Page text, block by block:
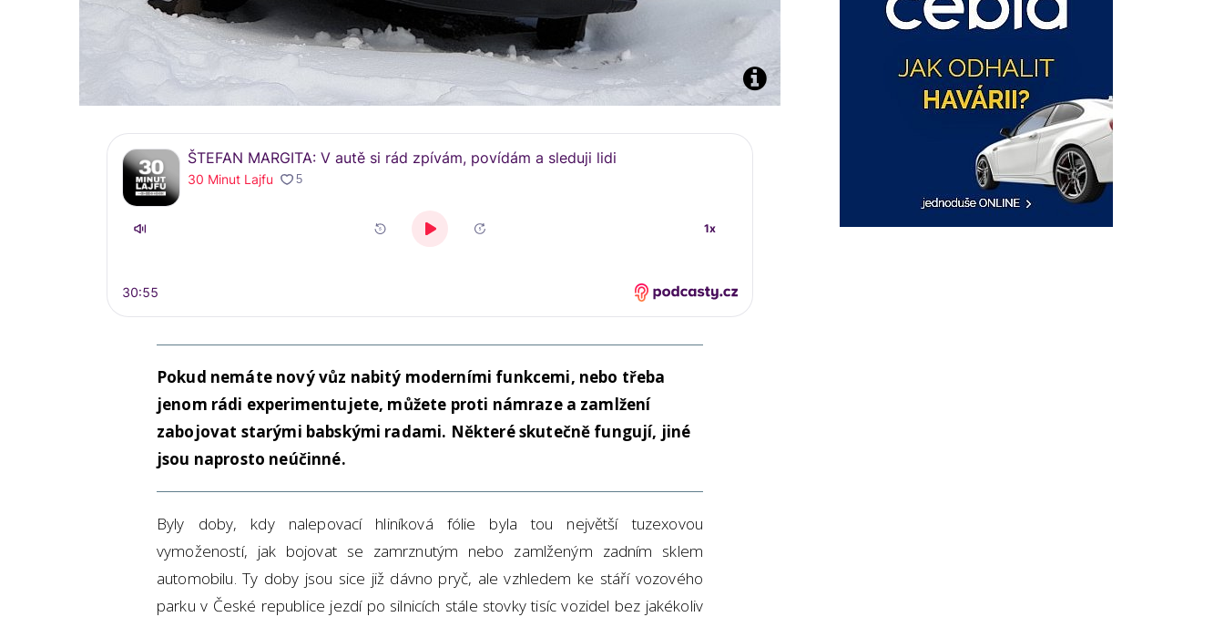
Pokud nemáte nový vůz nabitý moderními funkcemi, nebo třeba
jenom rádi experimentujete, můžete proti námraze a zamlžení
zabojovat starými babskými radami. Některé skutečně fungují, jiné
jsou naprosto neúčinné.
Byly doby, kdy nalepovací hliníková fólie byla tou největší tuzexovou
vymožeností, jak bojovat se zamrznutým nebo zamlženým zadním sklem
automobilu. Ty doby jsou sice již dávno pryč, ale vzhledem ke stáří vozového
parku v České republice jezdí po silnicích stále stovky tisíc vozidel bez jakékoliv